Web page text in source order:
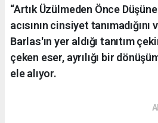
“Artık Üzülmeden Önce
acısının cinsiyet tanımadığını
Barlas'ın yer aldığı tanıtım
çeken eser, ayrılığı bir
ele alıyor.